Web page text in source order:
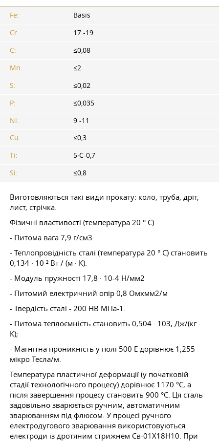
Fe:
Basis
Cr:
17 -19
C:
≤0,08
Mn:
≤2
S:
≤0,02
P:
≤0,035
Ni:
9 -11
Cu:
≤0,3
Ti:
5·С-0,7
Si:
≤0,8
Виготовляються такі види прокату: коло, труба, дріт,
лист, стрічка.
Фізичні властивості (температура 20 ° С)
- Питома вага 7,9 г/см3
- Теплопровідність сталі (температура 20 ° С) становить
0,134 · 10 ² Вт / (м · К).
- Модуль пружності 17,8 · 10-4 Н/мм2
- Питомий електричний опір 0,8 Омxмм2/м
- Твердість сталі - 200 НВ МПа-1.
- Питома теплоємність становить 0,504 · 103, Дж/(кг ·
К);
- Магнітна проникність у полі 500 Е дорівнює 1,255
мікро Тесла/м.
Температура пластичної деформації (у початковій
стадії технологічного процесу) дорівнює 1170 °C, а
після завершення процесу становить 900 °C. Ця сталь
задовільно зварюється ручним, автоматичним
зварюванням під флюсом. У процесі ручного
електродугового зварювання використовуються
електроди із дротяним стрижнем Св-01X18Н10. При